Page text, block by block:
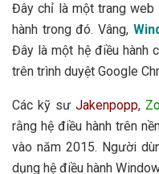
Đây chỉ là một trang
hành trong đó. Vâng,
Đây là một hệ điều hành
trên trình duyệt Google
Các kỹ sư Jakenpopp,
rằng hệ điều hành trên
vào năm 2015. Người
dụng hệ điều hành